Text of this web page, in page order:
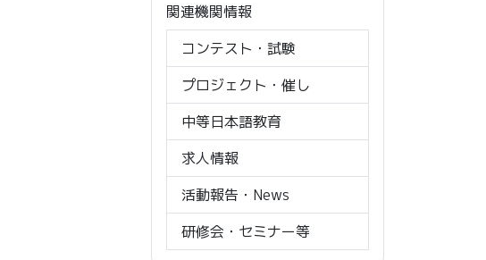
関連機関情報
コンテスト・試験
プロジェクト・催し
中等日本語教育
求人情報
活動報告・News
研修会・セミナー等